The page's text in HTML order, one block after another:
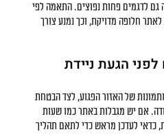
לדגמים פחות נפוצים. התאמה לפי
חלופה מדויקת, וכך נמנע צורך
הגעת ניידת
של האזור הפגוע, לצד הבטחת
אם יש מגבלות באתר כמו שעות
כדאי לעדכן מראש כדי לתאם תהליך